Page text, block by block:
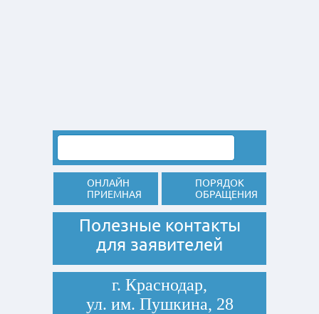
ОНЛАЙН
ПРИЕМНАЯ
ПОРЯДОК
ОБРАЩЕНИЯ
Полезные контакты
для заявителей
г. Краснодар,
ул. им. Пушкина, 28